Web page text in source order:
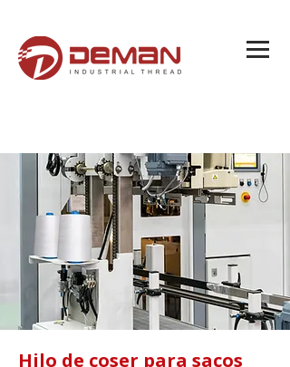
Hilo de coser para sacos